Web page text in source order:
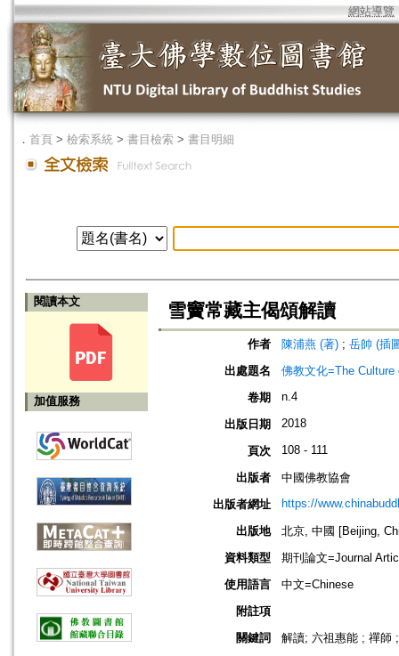
網站導覽
． 首頁 > 檢索系統 > 書目檢索 > 書目明細
閱讀本文
加值服務
雪竇常藏主偈頌解讀
作者 陳浦燕 (著) ; 岳帥 (插
出處題名
佛教文化=The
卷期
n.4
出版日期 2018
頁次 108 - 111
出版者
中國佛教協會
出版者網址
https://
出版地
北京, 中國 [Beijing,
資料類型
期刊論文=Journal
使用語言
中文=Chinese
附註項
關鍵詞
解讀; 六祖惠能 ; 禪師